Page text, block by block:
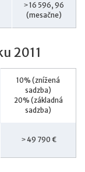
˃ 16 596, 96
(mesačne)
2011
10% (znížená
sadzba)
20% (základná
sadzba)
˃ 49 790 €